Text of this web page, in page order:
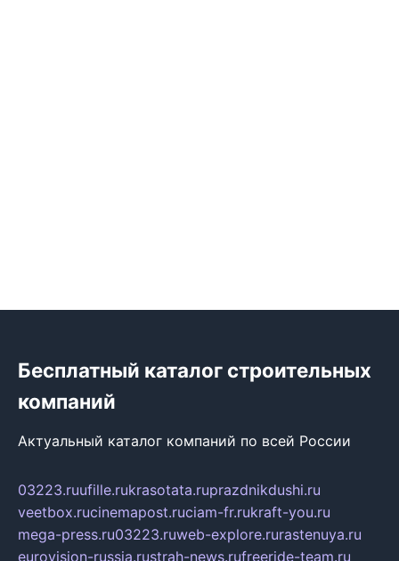
Бесплатный каталог строительных
компаний
Актуальный каталог компаний по всей России
03223.ruufille.rukrasotata.ruprazdnikdushi.ru
veetbox.rucinemapost.ruciam-fr.rukraft-you.ru
mega-press.ru03223.ruweb-explore.rurastenuya.ru
eurovision-russia.rustrah-news.rufreeride-team.ru